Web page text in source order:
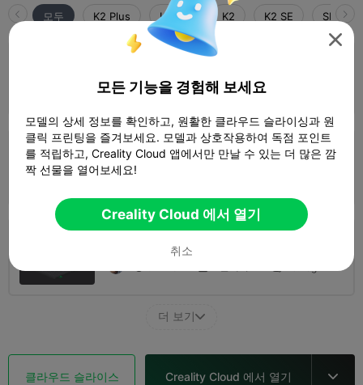
모두 K2 Plus K2 Pro K2 K2 SE
 01h 56m  1 플레이트
PETG 0.16mm layer, 2 walls, 15% grid,
organic tree.

0.2mm layer, 3 walls, 25% infill ABS K1 Max
더 보기
클라우드 슬라이스 Creality Cloud 에서 열기 

모든 기능을 경험해 보세요
모델의 상세 정보를 확인하고, 원활한 클라우드 슬라이싱과 원
클릭 프린팅을 즐겨보세요. 모델과 상호작용하여 독점 포인트
를 적립하고, Creality Cloud 앱에서만 만날 수 있는 더 많은 깜
짝 선물을 열어보세요!
Creality Cloud 에서 열기
취소